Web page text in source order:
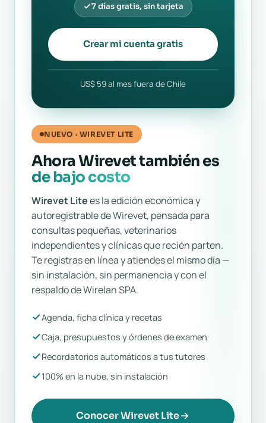
NUEVO · WIREVET LITE
Ahora Wirevet también es
de bajo costo
Wirevet Litees la edición económica y
autoregistrable de Wirevet, pensada para
consultas pequeñas, veterinarios
independientes y clínicas que recién parten.
Te registras en línea y atiendes el mismo día —
sin instalación, sin permanencia y con el
respaldo de Wirelan SPA.
Agenda, ficha clínica y recetas
Caja, presupuestos y órdenes de examen
Recordatorios automáticos a tus tutores
100% en la nube, sin instalación
Conocer Wirevet Lite
7 días gratis, sin tarjeta
Crear mi cuenta gratis
US$ 59 al mes fuera de Chile